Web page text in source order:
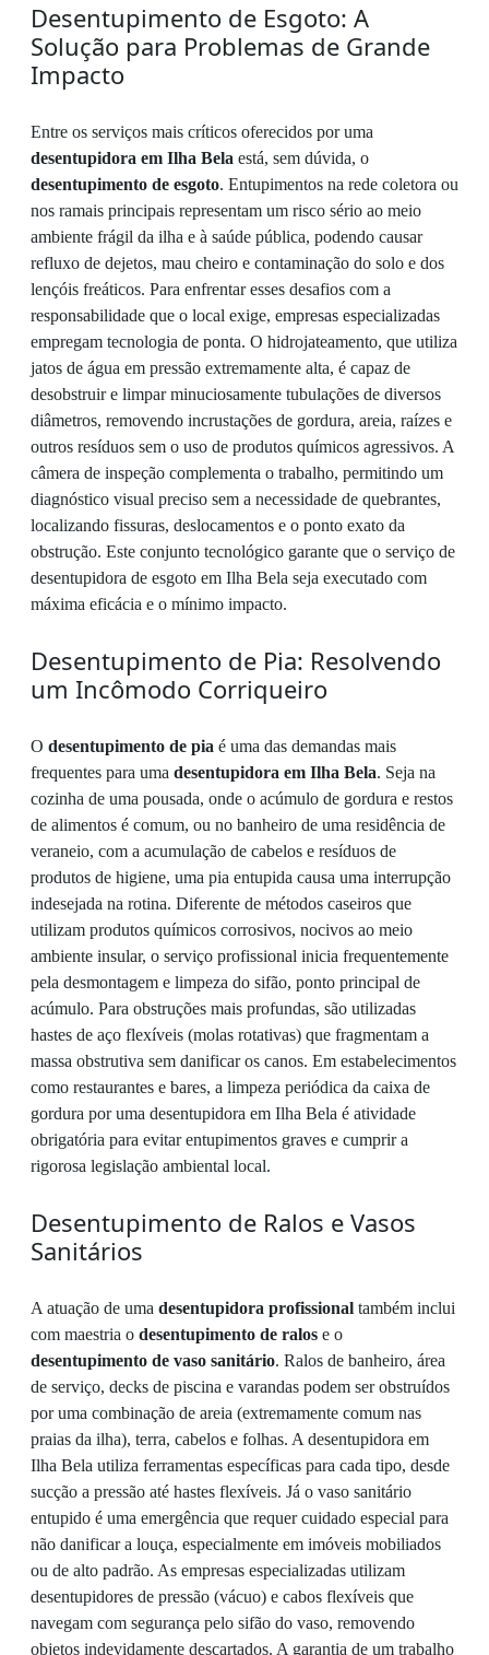
Desentupimento de Esgoto: A
Solução para Problemas de Grande
Impacto
Entre os serviços mais críticos oferecidos por uma
desentupidora em Ilha Bela está, sem dúvida, o
desentupimento de esgoto. Entupimentos na rede coletora ou
nos ramais principais representam um risco sério ao meio
ambiente frágil da ilha e à saúde pública, podendo causar
refluxo de dejetos, mau cheiro e contaminação do solo e dos
lençóis freáticos. Para enfrentar esses desafios com a
responsabilidade que o local exige, empresas especializadas
empregam tecnologia de ponta. O hidrojateamento, que utiliza
jatos de água em pressão extremamente alta, é capaz de
desobstruir e limpar minuciosamente tubulações de diversos
diâmetros, removendo incrustações de gordura, areia, raízes e
outros resíduos sem o uso de produtos químicos agressivos. A
câmera de inspeção complementa o trabalho, permitindo um
diagnóstico visual preciso sem a necessidade de quebrantes,
localizando fissuras, deslocamentos e o ponto exato da
obstrução. Este conjunto tecnológico garante que o serviço de
desentupidora de esgoto em Ilha Bela seja executado com
máxima eficácia e o mínimo impacto.
Desentupimento de Pia: Resolvendo
um Incômodo Corriqueiro
O desentupimento de pia é uma das demandas mais
frequentes para uma desentupidora em Ilha Bela. Seja na
cozinha de uma pousada, onde o acúmulo de gordura e restos
de alimentos é comum, ou no banheiro de uma residência de
veraneio, com a acumulação de cabelos e resíduos de
produtos de higiene, uma pia entupida causa uma interrupção
indesejada na rotina. Diferente de métodos caseiros que
utilizam produtos químicos corrosivos, nocivos ao meio
ambiente insular, o serviço profissional inicia frequentemente
pela desmontagem e limpeza do sifão, ponto principal de
acúmulo. Para obstruções mais profundas, são utilizadas
hastes de aço flexíveis (molas rotativas) que fragmentam a
massa obstrutiva sem danificar os canos. Em estabelecimentos
como restaurantes e bares, a limpeza periódica da caixa de
gordura por uma desentupidora em Ilha Bela é atividade
obrigatória para evitar entupimentos graves e cumprir a
rigorosa legislação ambiental local.
Desentupimento de Ralos e Vasos
Sanitários
A atuação de uma desentupidora profissional também inclui
com maestria o desentupimento de ralos e o
desentupimento de vaso sanitário. Ralos de banheiro, área
de serviço, decks de piscina e varandas podem ser obstruídos
por uma combinação de areia (extremamente comum nas
praias da ilha), terra, cabelos e folhas. A desentupidora em
Ilha Bela utiliza ferramentas específicas para cada tipo, desde
sucção a pressão até hastes flexíveis. Já o vaso sanitário
entupido é uma emergência que requer cuidado especial para
não danificar a louça, especialmente em imóveis mobiliados
ou de alto padrão. As empresas especializadas utilizam
desentupidores de pressão (vácuo) e cabos flexíveis que
navegam com segurança pelo sifão do vaso, removendo
objetos indevidamente descartados. A garantia de um trabalho